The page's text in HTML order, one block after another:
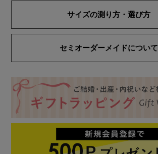
サイズの測り方・選び方
セミオーダーメイドについて